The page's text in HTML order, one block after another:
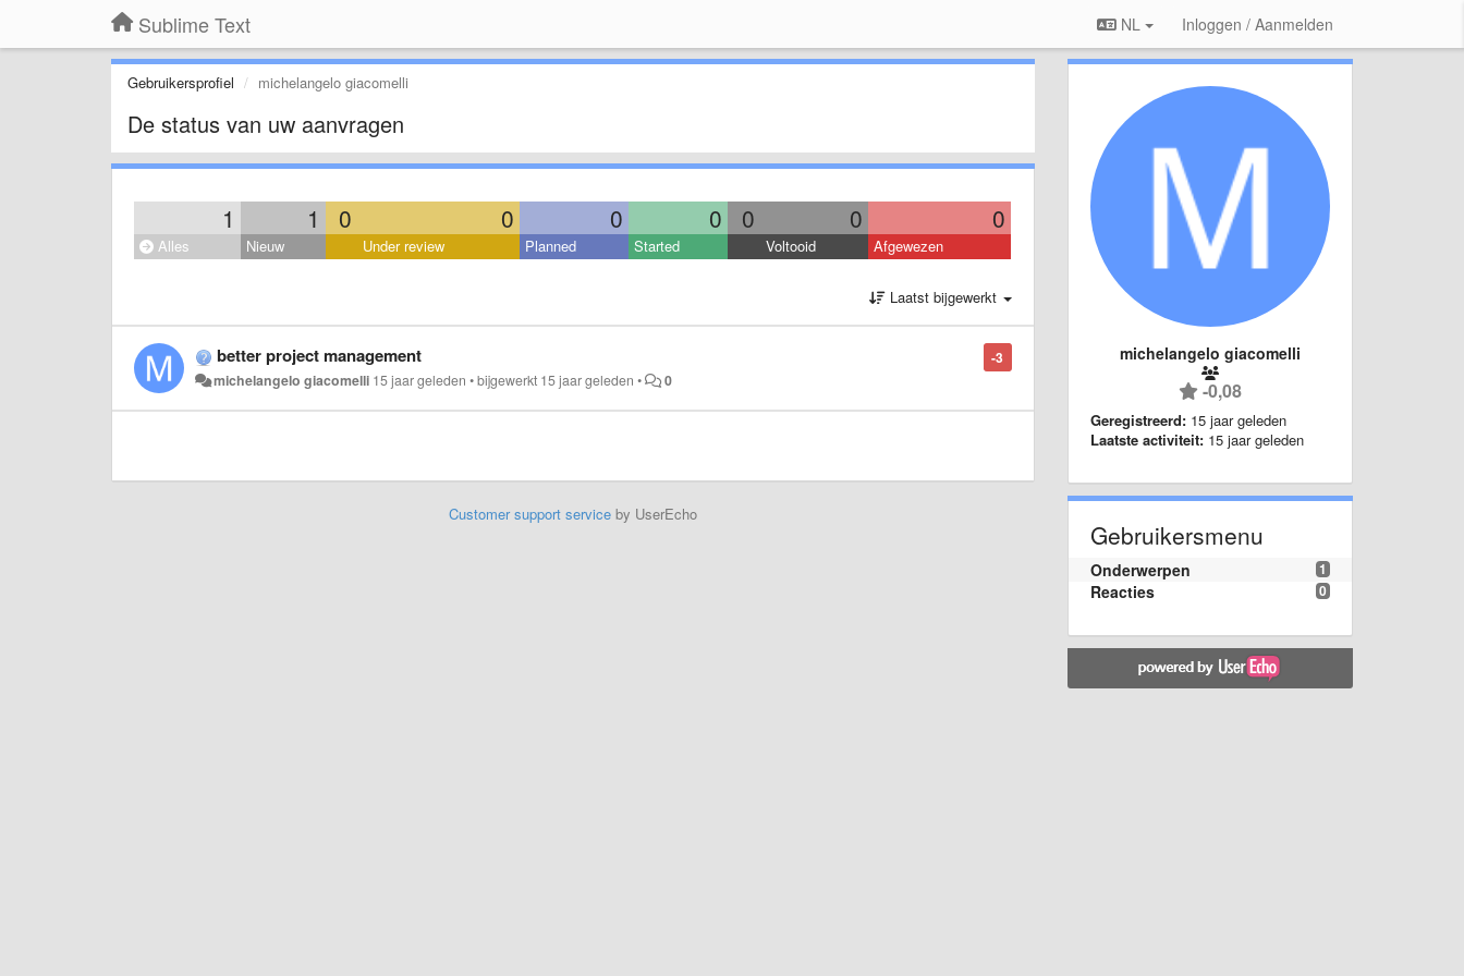
Sublime Text NL Inloggen / Aanmelden
Gebruikersprofiel michelangelo giacomelli
De status van uw aanvragen
1 1 0 0 0 0 0 0 0
Alles Nieuw Under review Planned Started Voltooid Afgewezen
Laatst bijgewerkt
-3
better project management
michelangelo giacomelli 15 jaar geleden •bijgewerkt 15 jaar geleden • 0
Customer support serviceby UserEcho
michelangelo giacomelli
-0,08
Geregistreerd: 15 jaar geleden
Laatste activiteit: 15 jaar geleden
Gebruikersmenu
1
Onderwerpen
0
Reacties